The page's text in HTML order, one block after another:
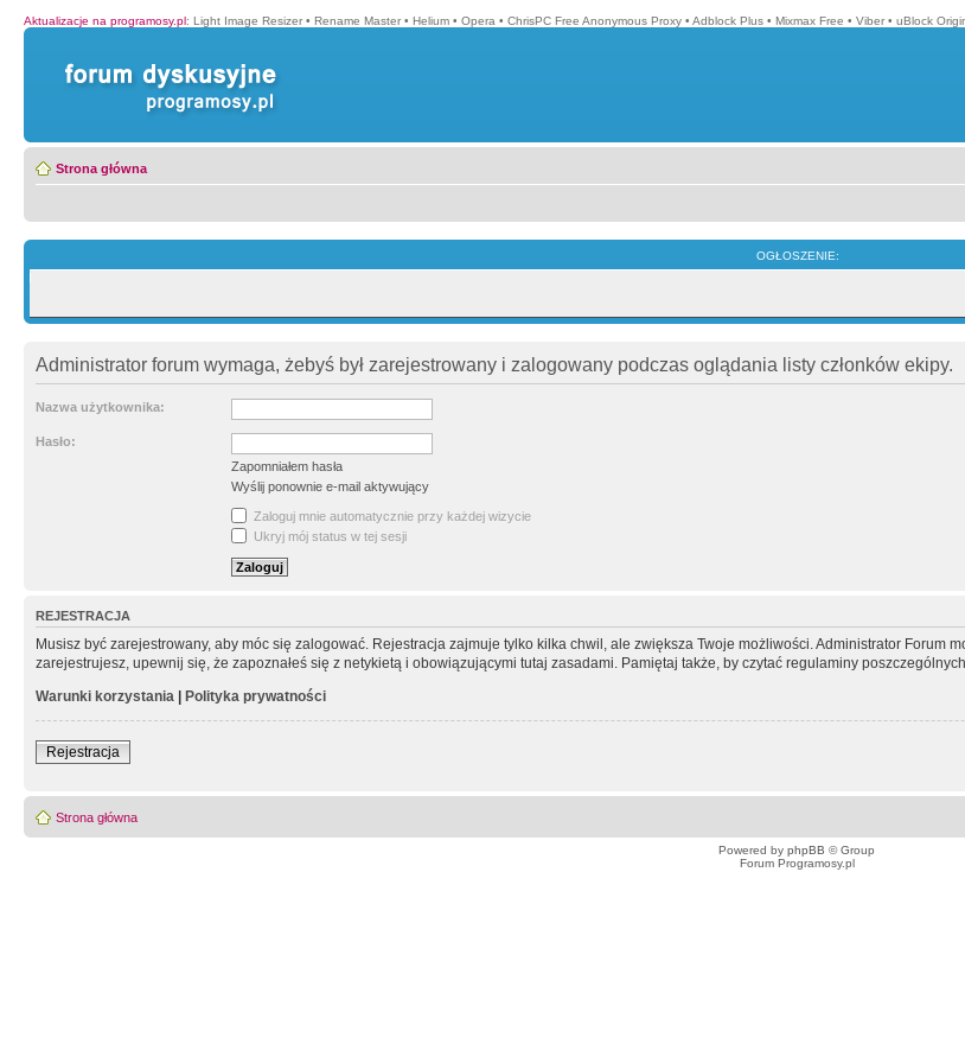
Aktualizacje na programosy.pl: Light Image Resizer • Rename Master • Helium • Opera • ChrisPC Free Anonymous Proxy • Adblock Plus • Mixmax Free • Viber • uBlock
Strona główna
OGŁOSZENIE:
Administrator forum wymaga, żebyś był zarejestrowany i zalogowany podczas oglądania listy członków ekipy.
Nazwa użytkownika:
Hasło:
Zapomniałem hasła
Wyślij ponownie e-mail aktywujący
Zaloguj mnie automatycznie przy każdej wizycie
Ukryj mój status w tej sesji
REJESTRACJA
Musisz być zarejestrowany, aby móc się zalogować. Rejestracja zajmuje tylko kilka chwil, ale zwiększa Twoje możliwości. Administrator Forum
zarejestrujesz, upewnij się, że zapoznałeś się z netykietą i obowiązującymi tutaj zasadami. Pamiętaj także, by czytać regulaminy
Warunki korzystania | Polityka prywatności
Rejestracja
Strona główna
Powered by phpBB © Group
Forum Programosy.pl